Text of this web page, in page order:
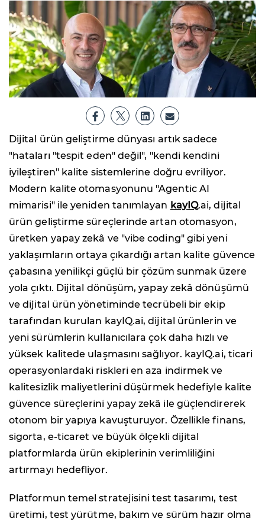
Dijital ürün geliştirme dünyası artık sadece
"hataları "tespit eden" değil", "kendi kendini
iyileştiren" kalite sistemlerine doğru evriliyor.
Modern kalite otomasyonunu "Agentic AI
mimarisi" ile yeniden tanımlayan kayIQ.ai, dijital
ürün geliştirme süreçlerinde artan otomasyon,
üretken yapay zekâ ve "vibe coding" gibi yeni
yaklaşımların ortaya çıkardığı artan kalite güvence
çabasına yenilikçi güçlü bir çözüm sunmak üzere
yola çıktı. Dijital dönüşüm, yapay zekâ dönüşümü
ve dijital ürün yönetiminde tecrübeli bir ekip
tarafından kurulan kayIQ.ai, dijital ürünlerin ve
yeni sürümlerin kullanıcılara çok daha hızlı ve
yüksek kalitede ulaşmasını sağlıyor. kayIQ.ai, ticari
operasyonlardaki riskleri en aza indirmek ve
kalitesizlik maliyetlerini düşürmek hedefiyle kalite
güvence süreçlerini yapay zekâ ile güçlendirerek
otonom bir yapıya kavuşturuyor. Özellikle finans,
sigorta, e-ticaret ve büyük ölçekli dijital
platformlarda ürün ekiplerinin verimliliğini
artırmayı hedefliyor.
Platformun temel stratejisini test tasarımı, test
üretimi, test yürütme, bakım ve sürüm hazır olma